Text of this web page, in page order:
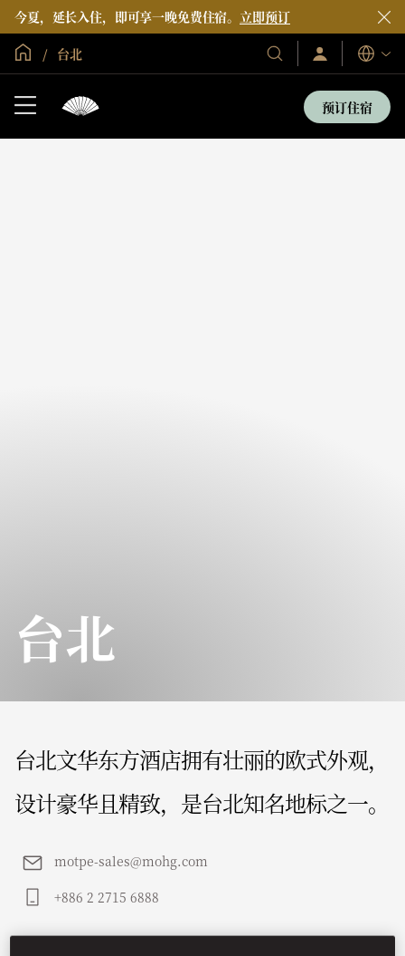
今夏，延长入住，即可享一晚免费住宿。 立即预订
全球首页
台北
我
们
登
录/
即
加
入
语
言
预订住宿
台北
台北文华东方酒店拥有壮丽的欧式外观，
设计豪华且精致，是台北知名地标之一。
motpe-sales@mohg.com
+886 2 2715 6888